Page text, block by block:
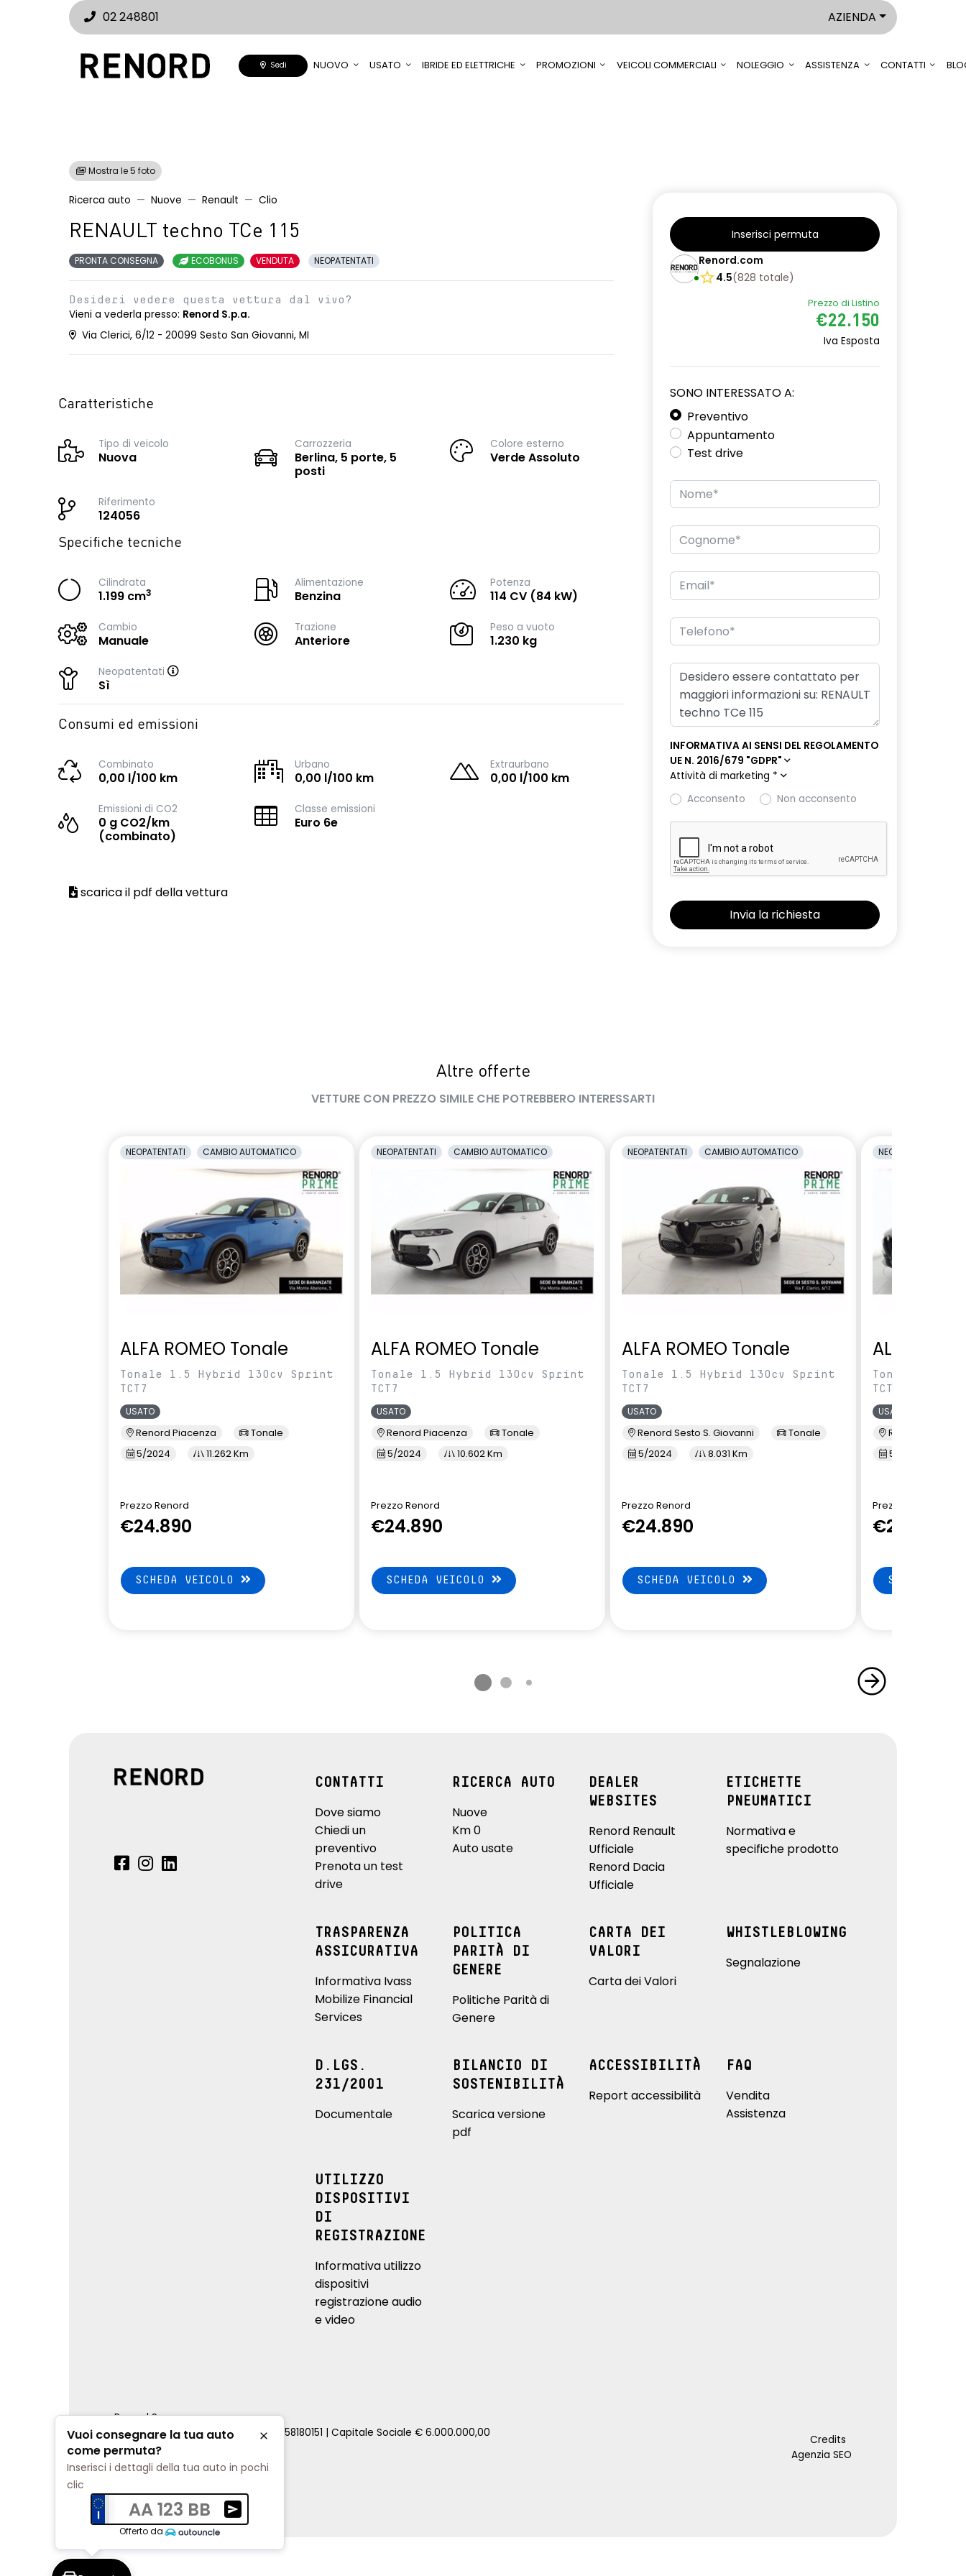
02 248801 AZIENDA
Sedi NUOVO USATO IBRIDE ED ELETTRICHE PROMOZIONI VEICOLI COMMERCIALI NOLEGGIO ASSISTENZA CONTATTI
Mostra le 5 foto
Ricerca auto Nuove Renault Clio
RENAULT techno TCe 115
PRONTA CONSEGNA ECOBONUS VENDUTA NEOPATENTATI
Desideri vedere questa vettura dal vivo?
Vieni a vederla presso: Renord S.p.a.
Via Clerici, 6/12 - 20099 Sesto San Giovanni, MI
Caratteristiche
Tipo di veicolo
Nuova
Carrozzeria
Berlina, 5 porte, 5
posti
Colore esterno
Verde Assoluto
Riferimento
124056
Specifiche tecniche
Cilindrata
1.199 cm3
Alimentazione
Benzina
Potenza
114 CV (84 kW)
Cambio
Manuale
Trazione
Anteriore
Peso a vuoto
1.230 kg
Neopatentati
Sì
Consumi ed emissioni
Combinato
0,00 l/100 km
Urbano
0,00 l/100 km
Extraurbano
0,00 l/100 km
Emissioni di CO2
0 g CO2/km
(combinato)
Classe emissioni
Euro 6e
scarica il pdf della vettura
Inserisci permuta
Renord.com
4.5(828 totale)
Prezzo di Listino
€22.150
Iva Esposta
SONO INTERESSATO A:
Preventivo
Appuntamento
Test drive
INFORMATIVA AI SENSI DEL REGOLAMENTO
UE N. 2016/679 "GDPR"
Attività di marketing *
Acconsento
Non acconsento
Altre offerte
VETTURE CON PREZZO SIMILE CHE POTREBBERO INTERESSARTI
NEOPATENTATI CAMBIO AUTOMATICO
ALFA ROMEO Tonale
Tonale 1.5 Hybrid 130cv Sprint
TCT7
USATO
Renord Piacenza
Tonale
5/2024
11.262 Km
Prezzo Renord
€24.890
SCHEDA VEICOLO
NEOPATENTATI CAMBIO AUTOMATICO
ALFA ROMEO Tonale
Tonale 1.5 Hybrid 130cv Sprint
TCT7
USATO
Renord Piacenza
Tonale
5/2024
10.602 Km
Prezzo Renord
€24.890
SCHEDA VEICOLO
NEOPATENTATI CAMBIO AUTOMATICO
ALFA ROMEO Tonale
Tonale 1.5 Hybrid 130cv Sprint
TCT7
USATO
Renord Sesto S. Giovanni
Tonale
5/2024
8.031 Km
Prezzo Renord
€24.890
SCHEDA VEICOLO
NEOPATENTATI
ALFA
Tonale 1.5
TCT7
USATO
Renord
5/2024
Prezzo Renord
€24.890
SCHEDA
CONTATTI
Dove siamo
Chiedi un
preventivo
Prenota un test
drive
RICERCA AUTO
Nuove
Km 0
Auto usate
DEALER
WEBSITES
Renord Renault
Ufficiale
Renord Dacia
Ufficiale
ETICHETTE
PNEUMATICI
Normativa e
specifiche prodotto
TRASPARENZA
ASSICURATIVA
Informativa Ivass
Mobilize Financial
Services
POLITICA
PARITÀ DI
GENERE
Politiche Parità di
Genere
CARTA DEI
VALORI
Carta dei Valori
WHISTLEBLOWING
Segnalazione
D.LGS.
231/2001
Documentale
BILANCIO DI
SOSTENIBILITÀ
Scarica versione
pdf
ACCESSIBILITÀ
Report accessibilità
FAQ
Vendita
Assistenza
UTILIZZO
DISPOSITIVI
DI
REGISTRAZIONE
Informativa utilizzo
dispositivi
registrazione audio
e video
Renord S.p.a.
REA Milano 810796 | P.IVA e C.F. 00858180151 | Capitale Sociale € 6.000.000,00
Cookie Policy
Privacy Policy
Impostazioni di tracciamento
Credits
Agenzia SEO
Vuoi consegnare la tua auto
come permuta?
Chiudi
Inserisci i dettagli della tua auto in pochi
clic
AA 123 BB
Ricevi una valutazione della tua auto senza impegno
Offerto da